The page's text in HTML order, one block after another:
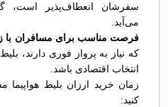
سفرشان انعطاف‌پذیر است،
می‌آید.
فرصت مناسب برای مسافران با
که نیاز به پرواز فوری دارند،
انتخاب اقتصادی باشد.
زمان خرید ارزان بلیط
کنید: